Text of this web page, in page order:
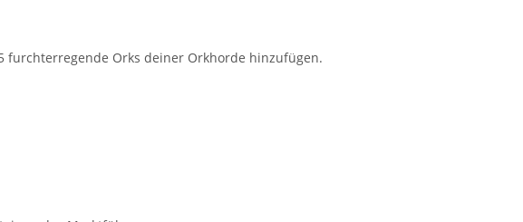
furchterregende Orks deiner Orkhorde hinzufügen.